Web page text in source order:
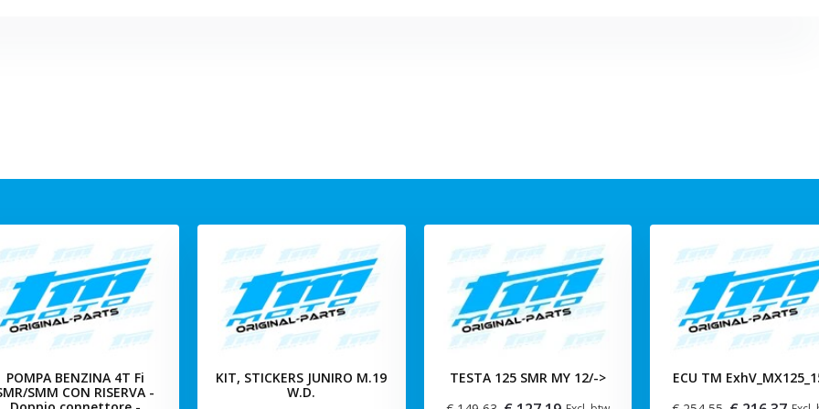
POMPA BENZINA 4T Fi
SMM CON RISERVA -
KIT, STICKERS JUNIRO M.19
W.D.
TESTA 125 SMR MY 12/->
ECU TM